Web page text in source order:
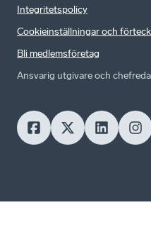
Integritetspolicy
Cookieinställningar och
Bli medlemsföretag
Ansvarig utgivare och